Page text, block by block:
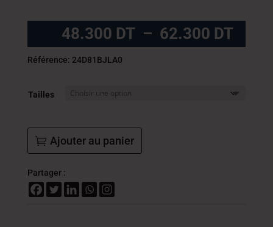
48.300 DT – 62.300 DT
de
DT
Référence: 24D81BJLA0
Tailles
Ajouter au panier
Partager :